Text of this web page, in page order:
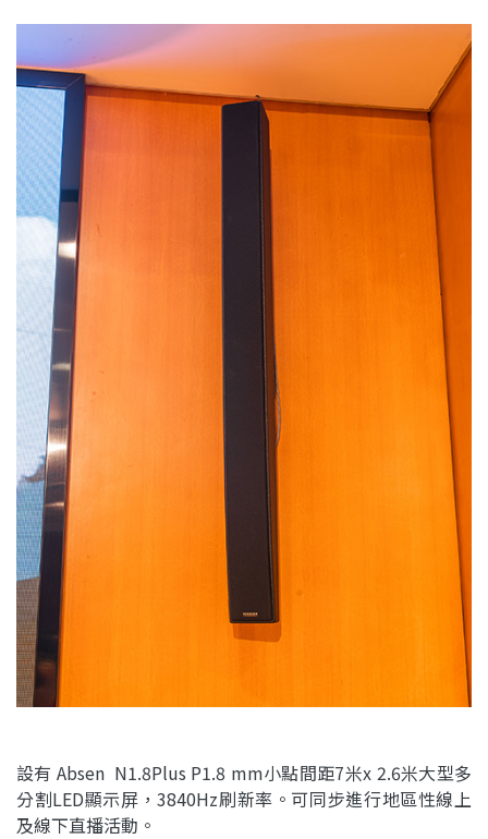
設有 Absen N1.8Plus P1.8 mm小點間距7米x 2.6米大型多
分割LED顯示屏，3840Hz刷新率。可同步進行地區性線上
及線下直播活動。